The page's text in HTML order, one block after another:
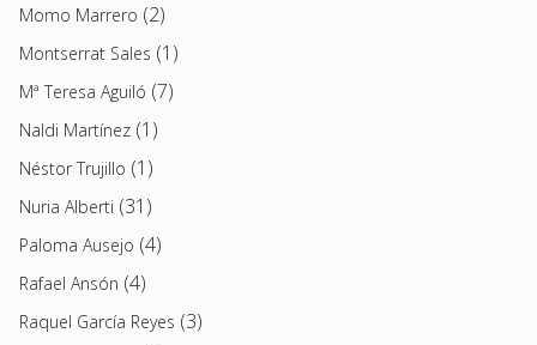
Momo Marrero (2)
Montserrat Sales (1)
Mª Teresa Aguiló (7)
Naldi Martínez (1)
Néstor Trujillo (1)
Nuria Alberti (31)
Paloma Ausejo (4)
Rafael Ansón (4)
Raquel García Reyes (3)